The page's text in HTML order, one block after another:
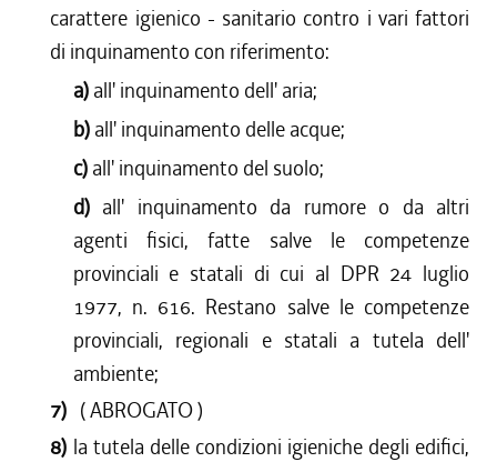
carattere igienico - sanitario contro i vari fattori
di inquinamento con riferimento:
a) all' inquinamento dell' aria;
b) all' inquinamento delle acque;
c) all' inquinamento del suolo;
d) all' inquinamento da rumore o da altri
agenti fisici, fatte salve le competenze
provinciali e statali di cui al DPR 24 luglio
1977, n. 616. Restano salve le competenze
provinciali, regionali e statali a tutela dell'
ambiente;
7) ( ABROGATO )
8) la tutela delle condizioni igieniche degli edifici,